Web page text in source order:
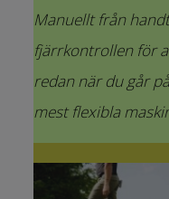
Manuellt från
fjärrkontrollen för
redan när du går
mest flexibla